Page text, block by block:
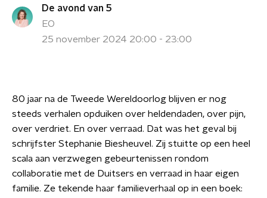
De avond van 5
EO
25 november 2024 20:00 - 23:00
80 jaar na de Tweede Wereldoorlog blijven er nog
steeds verhalen opduiken over heldendaden, over pijn,
over verdriet. En over verraad. Dat was het geval bij
schrijfster Stephanie Biesheuvel. Zij stuitte op een heel
scala aan verzwegen gebeurtenissen rondom
collaboratie met de Duitsers en verraad in haar eigen
familie. Ze tekende haar familieverhaal op in een boek: